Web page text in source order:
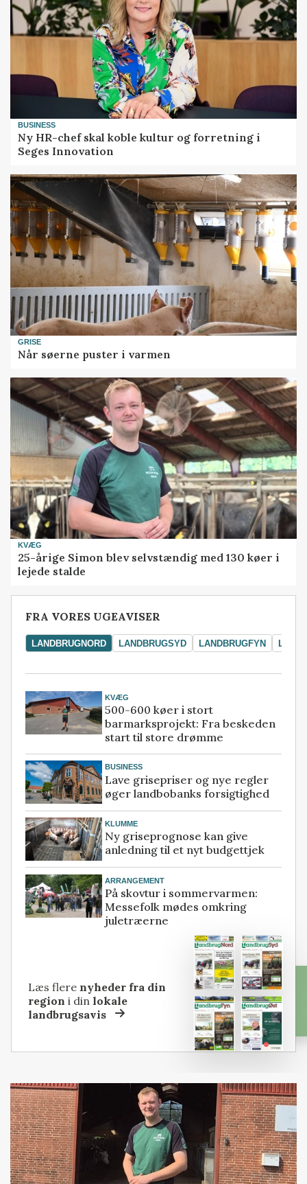
BUSINESS
Ny HR-chef skal koble kultur og forretning i
Seges Innovation
GRISE
Når søerne puster i varmen
KVÆG
25-årige Simon blev selvstændig med 130 køer i
lejede stalde
FRA VORES UGEAVISER
LANDBRUGNORD LANDBRUGSYD LANDBRUGFYN
KVÆG
500-600 køer i stort
barmarksprojekt: Fra beskeden
start til store drømme
BUSINESS
Lave grisepriser og nye regler
øger landbobanks forsigtighed
KLUMME
Ny griseprognose kan give
anledning til et nyt budgettjek
ARRANGEMENT
På skovtur i sommervarmen:
Messefolk mødes omkring
juletræerne
Læs flere nyheder fra din
region i dinlokale
landbrugsavis